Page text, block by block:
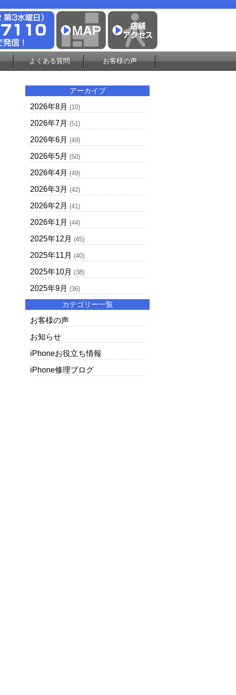
よくある質問 お客様の声
アーカイブ
2026年8月 (10)
2026年7月 (51)
2026年6月 (49)
2026年5月 (50)
2026年4月 (49)
2026年3月 (42)
2026年2月 (41)
2026年1月 (44)
2025年12月 (45)
2025年11月 (40)
2025年10月 (38)
2025年9月 (36)
カテゴリー一覧
お客様の声
お知らせ
iPhoneお役立ち情報
iPhone修理ブログ